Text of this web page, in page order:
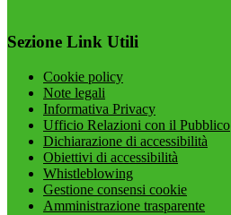
Sezione Link Utili
Cookie policy
Note legali
Informativa Privacy
Ufficio Relazioni con il Pubblico
Dichiarazione di accessibilità
Obiettivi di accessibilità
Whistleblowing
Gestione consensi cookie
Amministrazione trasparente